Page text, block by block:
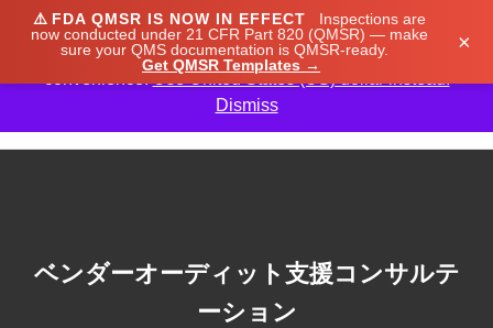
⚠️ FDA QMSR IS NOW IN EFFECT
Inspections are
now conducted under 21 CFR Part 820 (QMSR) — make
sure your QMS documentation is QMSR-ready.
Get QMSR Templates →
×
ベンダーオーディット支援コンサルテ
ーション
We noticed you're visiting from Japan. We've updated
our prices to Japanese yen for your shopping
convenience.Use United States (US) dollar instead.
Dismiss